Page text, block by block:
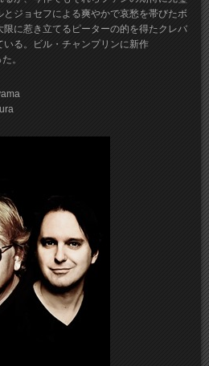
ジョセフによる爽やかで哀愁を帯びたボ
に惹き立てるピーターの的を得たクレバ
る。ビル・チャンプリンに新作
。